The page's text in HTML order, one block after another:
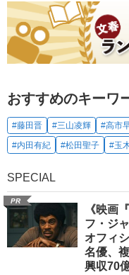
おすすめのキーワ
#藤田晋 #三山凌輝 #高市
#内田有紀
#松田聖子 #玉
SPECIAL
PR
《映画
フ・ジ
オフィ
名優、
興収70